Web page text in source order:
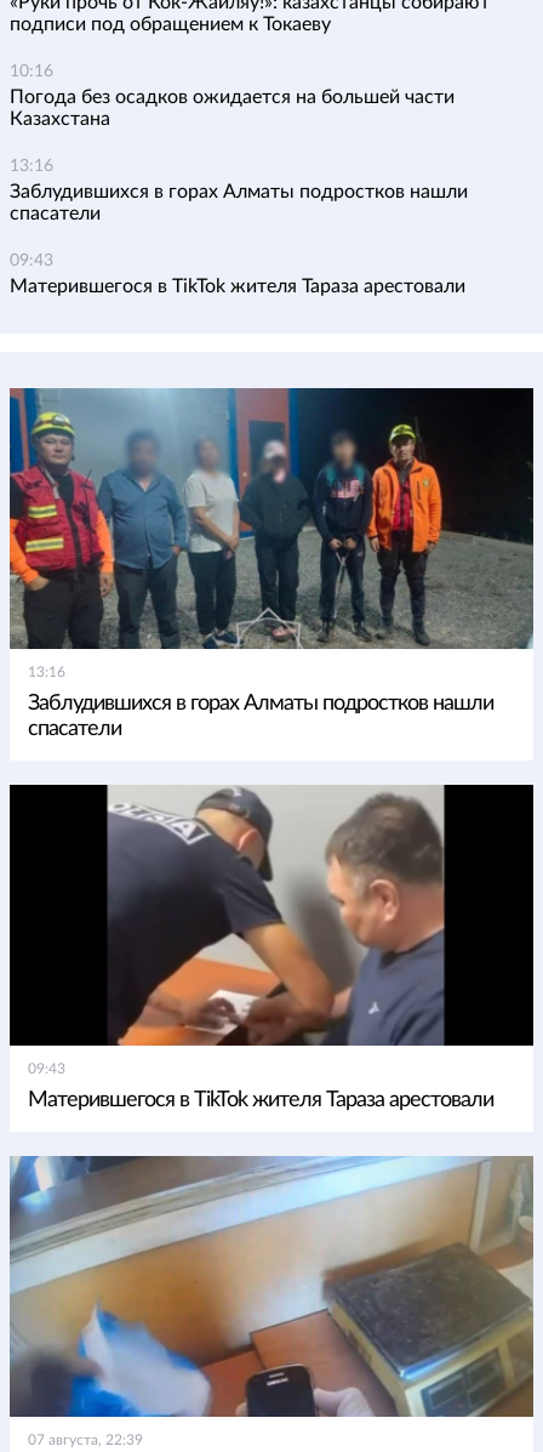
подписи под обращением к Токаеву
10:16
Погода без осадков ожидается на большей части
Казахстана
13:16
Заблудившихся в горах Алматы подростков нашли
спасатели
09:43
Матерившегося в TikTok жителя Тараза арестовали
13:16
Заблудившихся в горах Алматы подростков нашли
спасатели
09:43
Матерившегося в TikTok жителя Тараза арестовали
07 августа, 22:39